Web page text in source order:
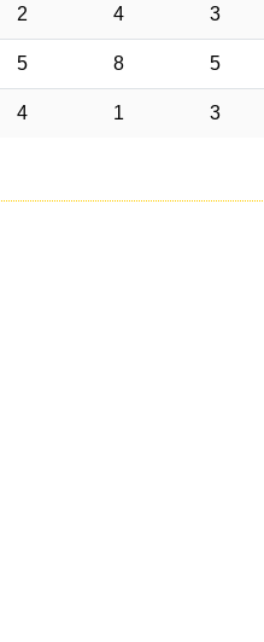
2 4 3
5 8 5
4 1 3